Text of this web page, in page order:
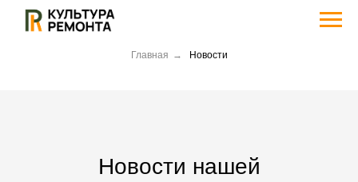
Главная → Новости
Новости нашей